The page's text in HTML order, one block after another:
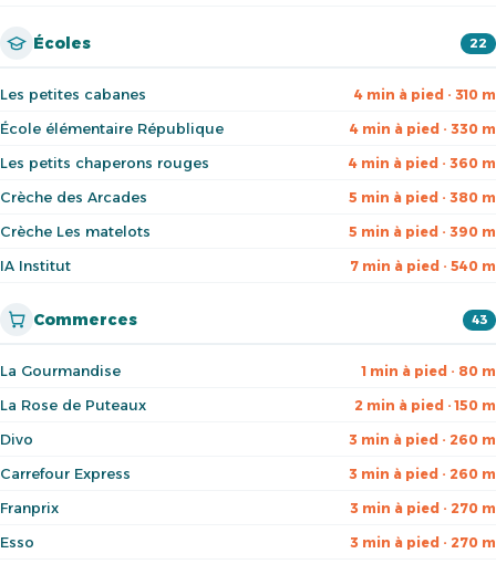
Écoles 22
Les petites cabanes 4 min à pied · 310 m
École élémentaire République 4 min à pied · 330 m
Les petits chaperons rouges 4 min à pied · 360 m
Crèche des Arcades 5 min à pied · 380 m
Crèche Les matelots 5 min à pied · 390 m
IA Institut 7 min à pied · 540 m
Commerces 43
La Gourmandise 1 min à pied · 80 m
La Rose de Puteaux 2 min à pied · 150 m
Divo 3 min à pied · 260 m
Carrefour Express 3 min à pied · 260 m
Franprix 3 min à pied · 270 m
Esso 3 min à pied · 270 m